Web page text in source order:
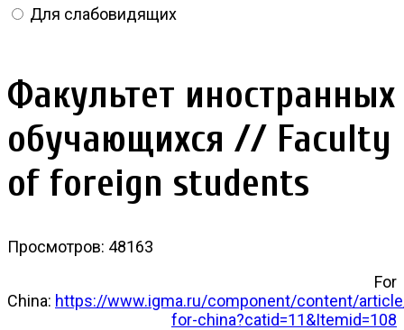
Для слабовидящих
Факультет иностранных
обучающихся // Faculty
of foreign students
Просмотров: 48163
For
China: https://www.igma.ru/component/content/
for-china?catid=11&Itemid=108